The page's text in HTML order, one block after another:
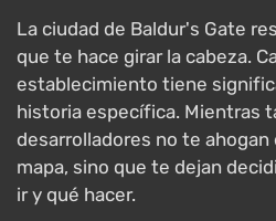
La ciudad de Baldur's Gate
que te hace girar la cabeza.
establecimiento tiene
historia específica. Mientras
desarrolladores no te ahogan
mapa, sino que te dejan
ir y qué hacer.